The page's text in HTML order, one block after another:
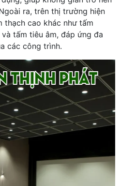
ra, trên thị trường hiện
thạch cao khác như tấm
tấm tiêu âm, đáp ứng đa
các công trình.